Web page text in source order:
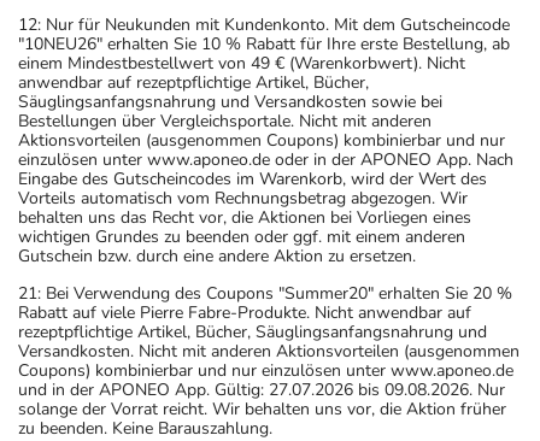
12: Nur für Neukunden mit Kundenkonto. Mit dem Gutscheincode
"10NEU26" erhalten Sie 10 % Rabatt für Ihre erste Bestellung, ab
einem Mindestbestellwert von 49 € (Warenkorbwert). Nicht
anwendbar auf rezeptpflichtige Artikel, Bücher,
Säuglingsanfangsnahrung und Versandkosten sowie bei
Bestellungen über Vergleichsportale. Nicht mit anderen
Aktionsvorteilen (ausgenommen Coupons) kombinierbar und nur
einzulösen unter www.aponeo.de oder in der APONEO App. Nach
Eingabe des Gutscheincodes im Warenkorb, wird der Wert des
Vorteils automatisch vom Rechnungsbetrag abgezogen. Wir
behalten uns das Recht vor, die Aktionen bei Vorliegen eines
wichtigen Grundes zu beenden oder ggf. mit einem anderen
Gutschein bzw. durch eine andere Aktion zu ersetzen.
21: Bei Verwendung des Coupons "Summer20" erhalten Sie 20 %
Rabatt auf viele Pierre Fabre-Produkte. Nicht anwendbar auf
rezeptpflichtige Artikel, Bücher, Säuglingsanfangsnahrung und
Versandkosten. Nicht mit anderen Aktionsvorteilen (ausgenommen
Coupons) kombinierbar und nur einzulösen unter www.aponeo.de
und in der APONEO App. Gültig: 27.07.2026 bis 09.08.2026. Nur
solange der Vorrat reicht. Wir behalten uns vor, die Aktion früher
zu beenden. Keine Barauszahlung.